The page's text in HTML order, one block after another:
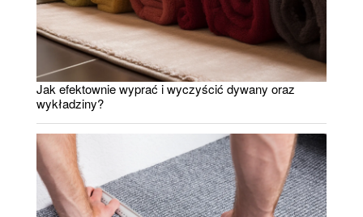
Jak efektownie wyprać i wyczyścić dywany oraz
wykładziny?